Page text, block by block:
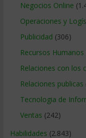
Negocios Online
Operaciones y
Publicidad (306)
Recursos Humanos
Relaciones con los
Relaciones publicas
Tecnologia de
Ventas (242)
Habilidades (2.843)